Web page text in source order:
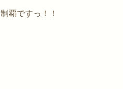
覇ですっ！！